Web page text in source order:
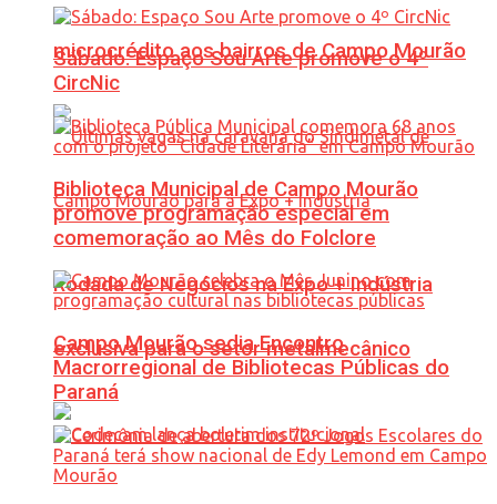
microcrédito aos bairros de Campo Mourão
Rodada de Negócios na Expo + Indústria
exclusiva para o setor metalmecânico
Sábado: Espaço Sou Arte promove o 4º
CircNic
Biblioteca Municipal de Campo Mourão
promove programação especial em
comemoração ao Mês do Folclore
Campo Mourão sedia Encontro
Macrorregional de Bibliotecas Públicas do
Paraná